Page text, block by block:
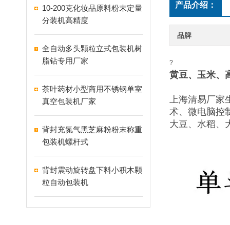
10-200克化妆品原料粉末定量
分装机高精度
全自动多头颗粒立式包装机树
脂钻专用厂家
茶叶药材小型商用不锈钢单室
真空包装机厂家
背封充氮气黑芝麻粉粉末称重
包装机螺杆式
背封震动旋转盘下料小积木颗
粒自动包装机
产品介绍：
品牌
?
黄豆、玉米、
上海清易厂家
术、微电脑控
大豆、水稻、